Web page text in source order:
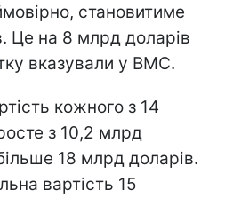
становитиме
Це на 8 млрд доларів
вказували у ВМС.
кожного з 14
з 10,2 млрд
18 млрд доларів.
вартість 15